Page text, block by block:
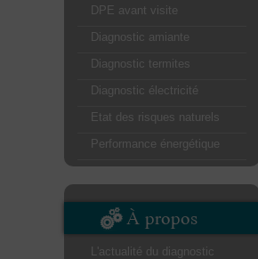
DPE avant visite
Diagnostic amiante
Diagnostic termites
Diagnostic électricité
Etat des risques naturels
Performance énergétique
À propos
L'actualité du diagnostic